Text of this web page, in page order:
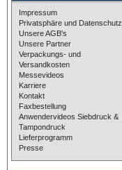
Impressum
Privatsphäre und Datenschutz
Unsere AGB's
Unsere Partner
Verpackungs- und
Versandkosten
Messevideos
Karriere
Kontakt
Faxbestellung
Anwendervideos Siebdruck &
Tampondruck
Lieferprogramm
Presse